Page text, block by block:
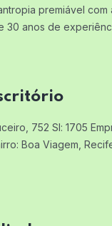
premiável com
30 anos de
752 Sl: 1705
Boa Viagem,